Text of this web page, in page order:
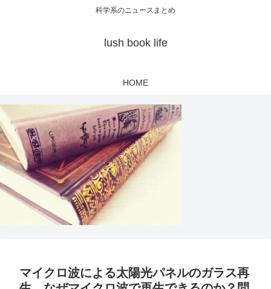
科学系のニュースまとめ
lush book life
HOME
マイクロ波による太陽光パネルのガラス再